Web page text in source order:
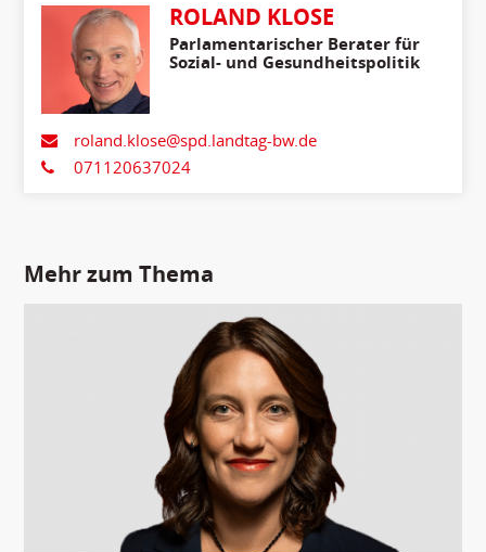
ROLAND KLOSE
Parlamentarischer Berater für
Sozial- und Gesundheitspolitik
roland.klose@spd.landtag-bw.de
071120637024
Mehr zum Thema